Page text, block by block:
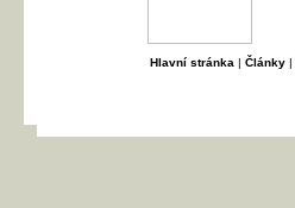
Hlavní stránka | Články|